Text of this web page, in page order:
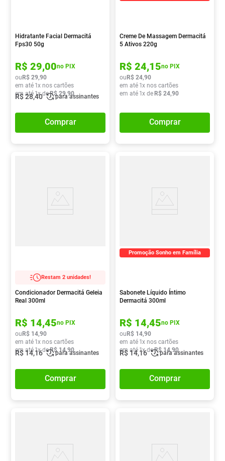
Hidratante Facial Dermacitá
Fps30 50g
R$ 29,00no PIX
ouR$ 29,90
em até 1x nos cartões
em até 1x deR$ 29,90
R$28,40 para assinantes
Comprar
Creme De Massagem Dermacitá
5 Ativos 220g
R$ 24,15no PIX
ouR$ 24,90
em até 1x nos cartões
em até 1x deR$ 24,90
Comprar
Restam 2 unidades!
Condicionador Dermacitá Geleia
Real 300ml
R$ 14,45no PIX
ouR$ 14,90
em até 1x nos cartões
em até 1x deR$ 14,90
R$14,16 para assinantes
Comprar
Promoção Sonho em Família
Sabonete Líquido Íntimo
Dermacitá 300ml
R$ 14,45no PIX
ouR$ 14,90
em até 1x nos cartões
em até 1x deR$ 14,90
R$14,16 para assinantes
Comprar